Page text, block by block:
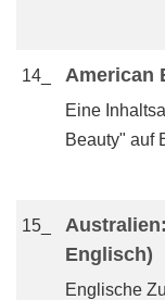
14_ American
Eine
Beauty" auf
15_
Englisch)
Englische